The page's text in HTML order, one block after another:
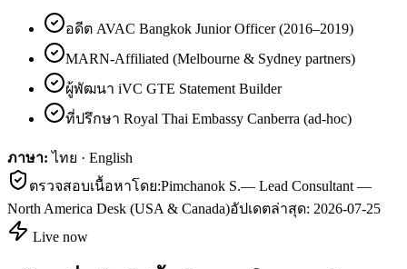
อดีต AVAC Bangkok Junior Officer (2016–2019)
MARN-Affiliated (Melbourne & Sydney partners)
ผู้พัฒนา iVC GTE Statement Builder
ที่ปรึกษา Royal Thai Embassy Canberra (ad-hoc)
ภาษา: ไทย · English
ตรวจสอบเนื้อหาโดย:Pimchanok S.— Lead Consultant —
North America Desk (USA & Canada)อัปเดตล่าสุด: 2026-07-25
Live now